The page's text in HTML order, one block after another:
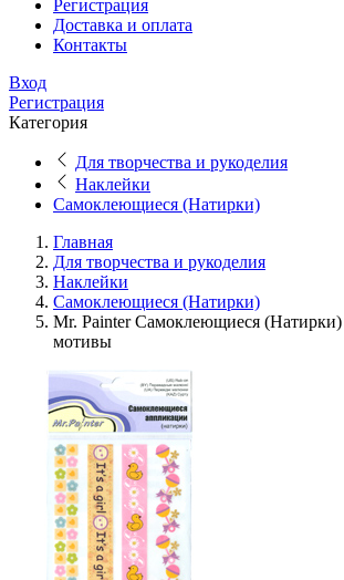
Регистрация
Доставка и оплата
Контакты
Вход
Регистрация
Категория
Для творчества и рукоделия
Наклейки
Самоклеющиеся (Натирки)
Главная
Для творчества и рукоделия
Наклейки
Самоклеющиеся (Натирки)
Mr. Painter Самоклеющиеся
мотивы